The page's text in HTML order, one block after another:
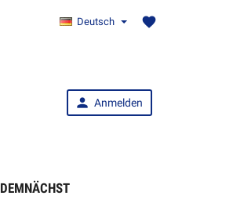
Deutsch favorite
 Anmelden
DEMNÄCHST